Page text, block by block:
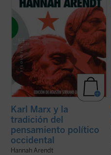
Karl Marx y la
tradición del
pensamiento político
occidental
Hannah Arendt